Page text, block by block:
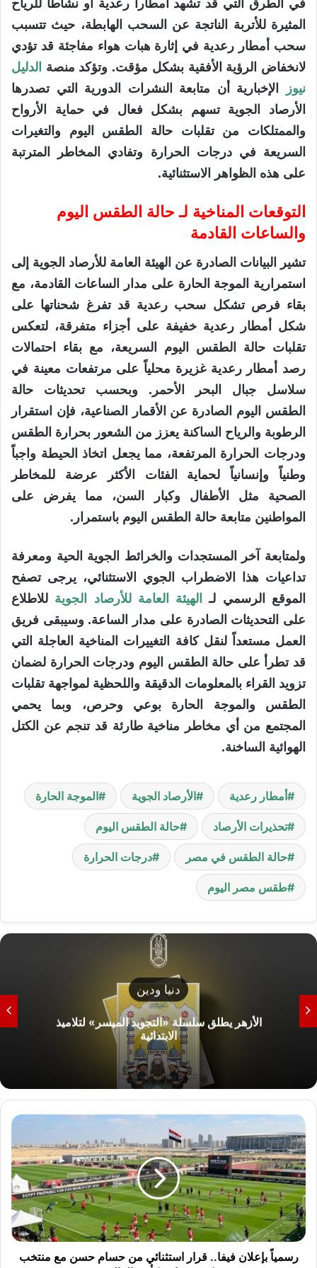
في الطرق التي قد تشهد أمطاراً رعدية أو نشاطاً للرياح
المثيرة للأتربة الناتجة عن السحب الهابطة، حيث تتسبب
سحب أمطار رعدية في إثارة هبات هواء مفاجئة قد تؤدي
لانخفاض الرؤية الأفقية بشكل مؤقت. وتؤكد منصة الدليل
نيوز
الإخبارية أن متابعة النشرات الدورية التي تصدرها
الأرصاد الجوية تسهم بشكل فعال في حماية الأرواح
والممتلكات من تقلبات حالة الطقس اليوم والتغيرات
السريعة في درجات الحرارة وتفادي المخاطر المترتبة
على هذه الظواهر الاستثنائية.
التوقعات المناخية لـ حالة الطقس اليوم
والساعات القادمة
تشير البيانات الصادرة عن الهيئة العامة للأرصاد الجوية إلى
استمرارية الموجة الحارة على مدار الساعات القادمة، مع
بقاء فرص تشكل سحب رعدية قد تفرغ شحناتها على
شكل أمطار رعدية خفيفة على أجزاء متفرقة، لتعكس
تقلبات حالة الطقس اليوم السريعة، مع بقاء احتمالات
رصد أمطار رعدية غزيرة محلياً على مرتفعات معينة في
سلاسل جبال البحر الأحمر. وبحسب تحديثات حالة
الطقس اليوم الصادرة عن الأقمار الصناعية، فإن استقرار
الرطوبة والرياح الساكنة يعزز من الشعور بحرارة الطقس
ودرجات الحرارة المرتفعة، مما يجعل اتخاذ الحيطة واجباً
وطنياً وإنسانياً لحماية الفئات الأكثر عرضة للمخاطر
الصحية مثل الأطفال وكبار السن، مما يفرض على
المواطنين متابعة حالة الطقس اليوم باستمرار.
ولمتابعة آخر المستجدات والخرائط الجوية الحية ومعرفة
تداعيات هذا الاضطراب الجوي الاستثنائي، يرجى تصفح
الموقع الرسمي لـ
الهيئة العامة للأرصاد الجوية للاطلاع
على التحديثات الصادرة على مدار الساعة. وسيبقى فريق
العمل مستعداً لنقل كافة التغييرات المناخية العاجلة التي
قد تطرأ على حالة الطقس اليوم ودرجات الحرارة لضمان
تزويد القراء بالمعلومات الدقيقة واللحظية لمواجهة تقلبات
الطقس والموجة الحارة بوعي وحرص، وبما يحمي
المجتمع من أي مخاطر مناخية طارئة قد تنجم عن الكتل
الهوائية الساخنة.
أمطار رعدية الأرصاد الجوية الموجة الحارة
تحذيرات الأرصاد حالة الطقس اليوم
حالة الطقس في مصر درجات الحرارة
طقس مصر اليوم
أخبار
وفاة 7 وإصابة 6 آخرين.. وزير العمل يتابع حادث
انقلاب سيارة عمال بالصف
ر
س
م
ي
اً
ب
إ
ع
ل
رسمياً بإعلان فيفا.. قرار استثنائي من حسام حسن مع منتخب